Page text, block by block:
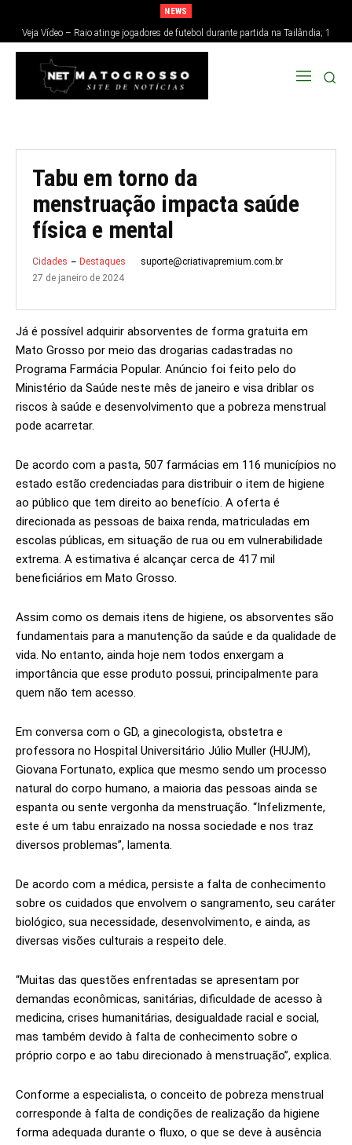
NEWS
Veja Vídeo – Raio atinge jogadores de futebol durante partida na Tailândia; 1
morre e 12 ficam feridos
Tabu em torno da
menstruação impacta saúde
física e mental
Cidades Destaques
suporte@criativapremium.com.br
27 de janeiro de 2024
Já é possível adquirir absorventes de forma gratuita em
Mato Grosso por meio das drogarias cadastradas no
Programa Farmácia Popular. Anúncio foi feito pelo do
Ministério da Saúde neste mês de janeiro e visa driblar os
riscos à saúde e desenvolvimento que a pobreza menstrual
pode acarretar.
De acordo com a pasta, 507 farmácias em 116 municípios no
estado estão credenciadas para distribuir o item de higiene
ao público que tem direito ao benefício. A oferta é
direcionada as pessoas de baixa renda, matriculadas em
escolas públicas, em situação de rua ou em vulnerabilidade
extrema. A estimativa é alcançar cerca de 417 mil
beneficiários em Mato Grosso.
Assim como os demais itens de higiene, os absorventes são
fundamentais para a manutenção da saúde e da qualidade de
vida. No entanto, ainda hoje nem todos enxergam a
importância que esse produto possui, principalmente para
quem não tem acesso.
Em conversa com o GD, a ginecologista, obstetra e
professora no Hospital Universitário Júlio Muller (HUJM),
Giovana Fortunato, explica que mesmo sendo um processo
natural do corpo humano, a maioria das pessoas ainda se
espanta ou sente vergonha da menstruação. “Infelizmente,
este é um tabu enraizado na nossa sociedade e nos traz
diversos problemas”, lamenta.
De acordo com a médica, persiste a falta de conhecimento
sobre os cuidados que envolvem o sangramento, seu caráter
biológico, sua necessidade, desenvolvimento, e ainda, as
diversas visões culturais a respeito dele.
“Muitas das questões enfrentadas se apresentam por
demandas econômicas, sanitárias, dificuldade de acesso à
medicina, crises humanitárias, desigualdade racial e social,
mas também devido à falta de conhecimento sobre o
próprio corpo e ao tabu direcionado à menstruação”, explica.
Conforme a especialista, o conceito de pobreza menstrual
corresponde à falta de condições de realização da higiene
forma adequada durante o fluxo, o que se deve à ausência